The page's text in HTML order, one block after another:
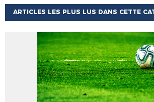
ARTICLES LES PLUS LUS DANS CETTE